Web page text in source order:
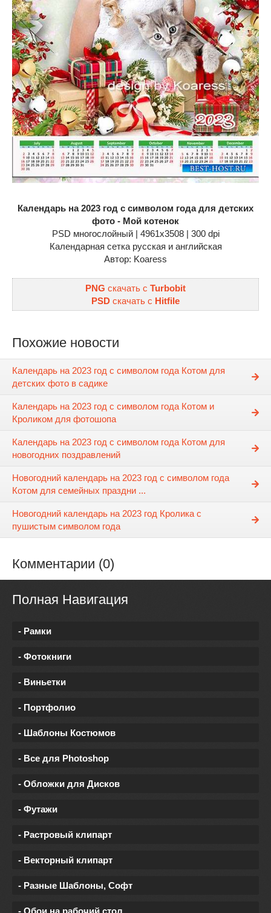
Календарь на 2023 год с символом года для детских
фото - Мой котенок
PSD многослойный | 4961x3508 | 300 dpi
Календарная сетка русская и английская
Автор: Koaress
PNG cкачать с Turbobit
PSD cкачать с Hitfile
Похожие новости
Календарь на 2023 год с символом года Котом для
детских фото в садике
Календарь на 2023 год с символом года Котом и
Кроликом для фотошопа
Календарь на 2023 год с символом года Котом для
новогодних поздравлений
Новогодний календарь на 2023 год с символом года
Котом для семейных праздни ...
Новогодний календарь на 2023 год Кролика с
пушистым символом года
Комментарии (0)
Полная Навигация
- Рамки
- Фотокниги
- Виньетки
- Портфолио
- Шаблоны Костюмов
- Все для Photoshop
- Обложки для Дисков
- Футажи
- Растровый клипарт
- Векторный клипарт
- Разные Шаблоны, Софт